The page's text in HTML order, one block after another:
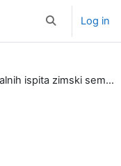
Toggle search
Log in
Raspored parcijalnih ispita zimski semestar 2019/2020